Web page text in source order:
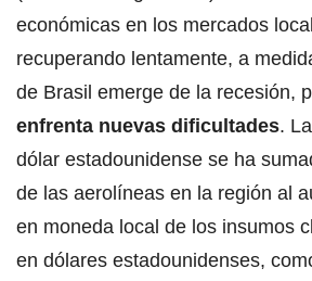
económicas en los mercados
recuperando lentamente, a
de Brasil emerge de la recesión,
enfrenta nuevas dificultades.
dólar estadounidense se ha
de las aerolíneas en la región al
en moneda local de los insumos
en dólares estadounidenses,